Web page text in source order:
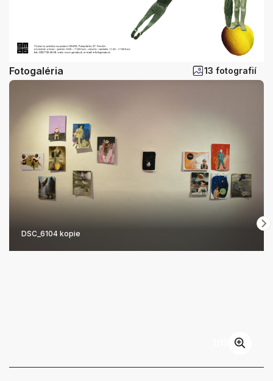
Fotogaléria 13 fotografií
DSC_6104 kopie